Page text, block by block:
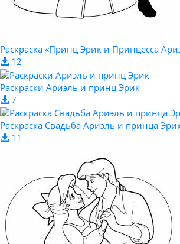
Раскраска «Принц Эрик и Принцесса
12
Раскраски Ариэль и принц Эрик
7
Раскраска Свадьба Ариэль и принца
11